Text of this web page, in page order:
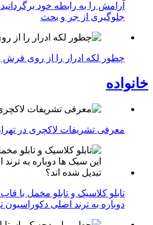
آرامش را به رابطه خود
جلوگیری از جر و بحث
چطور لکه ادرار را از روی فرش
خانواده
معرفی تشریفات لاکچری در
تابلو کلاسیک و تابلو مخمل با
دوباره به ترند اصلی دکوراسیون